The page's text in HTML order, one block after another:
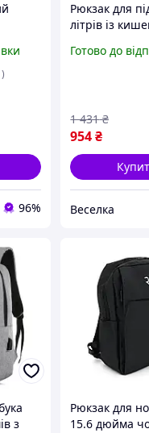
96%
Рюкзак для
літрів із
зручний для
Готово до
954₴
1 431 ₴
Веселка
з
Рюкзак для
15.6 дюйма